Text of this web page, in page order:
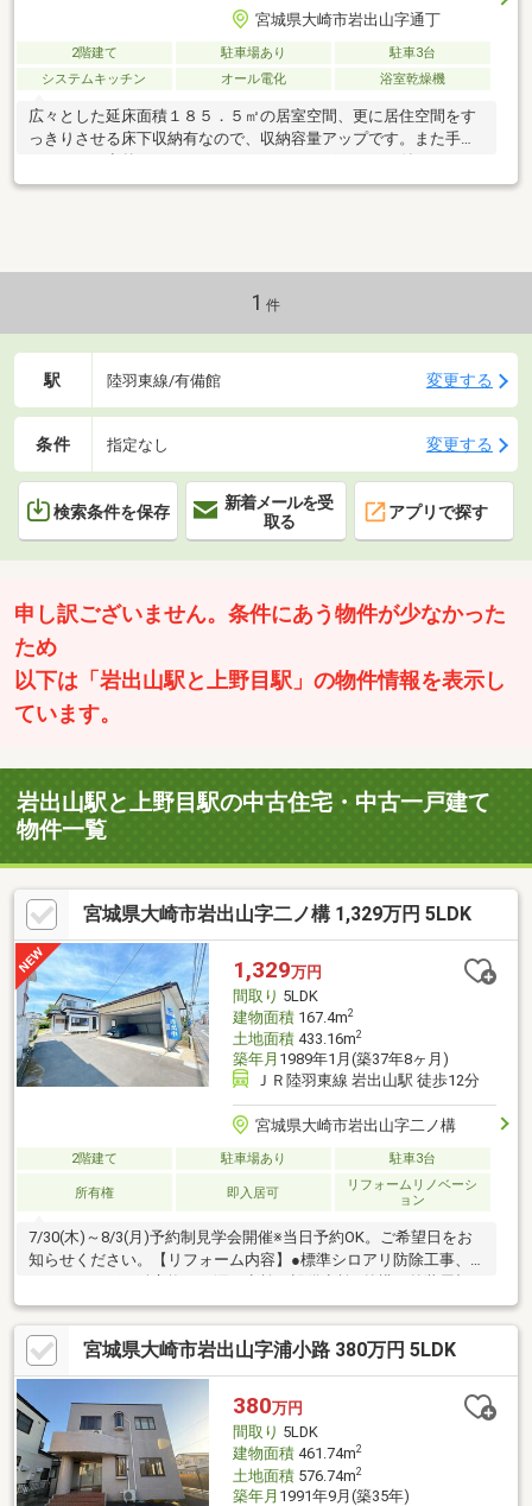
宮城県大崎市岩出山字通丁
2階建て 駐車場あり
駐車3台
システムキッチン
オール電化 浴室乾燥機
広々とした延床面積１８５．５㎡の居室空間、更に居住空間をす
っきりさせる床下収納有なので、収納容量アップです。また手入
上食後お皿を下げるのもスムーズなカウンターキッチン仕様なの
1 件
駅 陸羽東線/有備館 変更する
条件 指定なし 変更する
検索条件を保存
新着メールを受
取る
アプリで探す
申し訳ございません。条件にあう物件が少なかった
ため
以下は「岩出山駅と上野目駅」の物件情報を表示し
ています。
岩出山駅と上野目駅の中古住宅・中古一戸建て
物件一覧
宮城県大崎市岩出山字二ノ構 1,329万円 5LDK
1,329万円
間取り 5LDK
建物面積167.4m2
土地面積433.16m2
築年月 1989年1月(築37年8ヶ月)
ＪＲ陸羽東線 岩出山駅 徒歩12分
宮城県大崎市岩出山字二ノ構
2階建て 駐車場あり 駐車3台
所有権 即入居可
リフォームリノベーシ
ョン
7/30(木)～8/3(月)予約制見学会開催※当日予約OK。ご希望日をお
知らせください。【リフォーム内容】●標準シロアリ防除工事、
塗装、外壁塗装●水回りシステムキッチン交換、ユニットバス交
換、トイレ交換、洗面化粧台交換●内装間取変更、室内ドア（一
部）交換、床材上張り、畳表替え、障子・襖張替え●その他設備
インターホン設置、火災警報器設置、照明器具交換【おすすめポ
イント】・雨漏り、構造上主要な部分の欠陥や・腐食、給排水管
の故障や漏水についてお引渡しより２年間保証・シロアリ防除工
事施工後5年間保証・新品
宮城県大崎市岩出山字浦小路 380万円 5LDK
380万円
間取り 5LDK
建物面積461.74m2
土地面積576.74m2
築年月 1991年9月(築35年)